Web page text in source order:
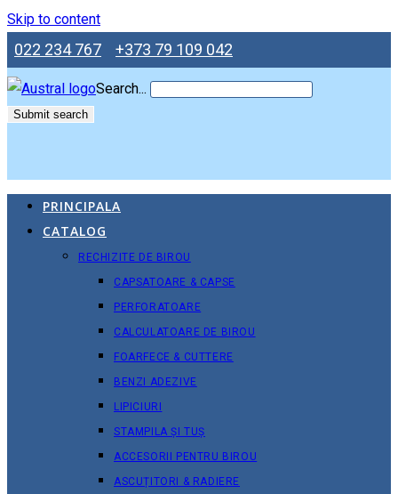
Skip to content
022 234 767 +373 79 109 042
Search...
Submit search
PRINCIPALA
CATALOG
RECHIZITE DE BIROU
CAPSATOARE & CAPSE
PERFORATOARE
CALCULATOARE DE BIROU
FOARFECE & CUTTERE
BENZI ADEZIVE
LIPICIURI
STAMPILA ȘI TUȘ
ACCESORII PENTRU BIROU
ASCUȚITORI & RADIERE